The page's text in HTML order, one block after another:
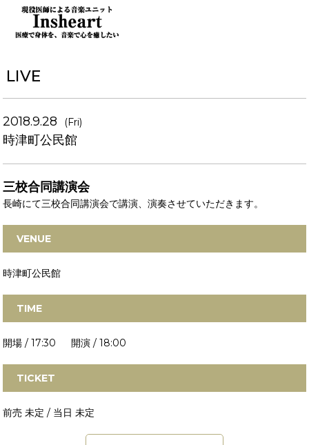
LIVE
2018.9.28 (Fri)
時津町公民館
三校合同講演会
長崎にて三校合同講演会で講演、演奏させていただきます。
VENUE
時津町公民館
TIME
開場 / 17:30 開演 / 18:00
TICKET
前売 未定 / 当日 未定